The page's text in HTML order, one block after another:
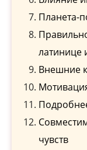
Планета-
латинице
Внешние
чувств